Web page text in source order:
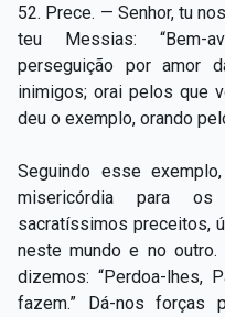
52. Prece. — Senhor, tu
teu Messias: “Bem-
perseguição por amor
inimigos; orai pelos que
deu o exemplo, orando
Seguindo esse
misericórdia para
sacratíssimos preceitos,
neste mundo e no
dizemos: “Perdoa-lhes,
fazem.” Dá-nos forças